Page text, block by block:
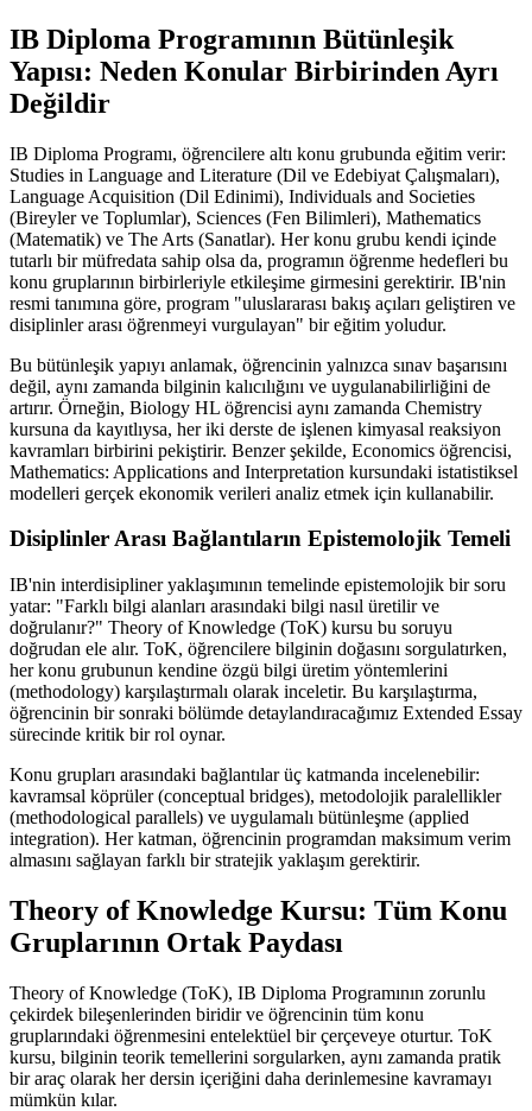
IB Diploma Programının Bütünleşik
Yapısı: Neden Konular Birbirinden Ayrı
Değildir
IB Diploma Programı, öğrencilere altı konu grubunda eğitim verir:
Studies in Language and Literature (Dil ve Edebiyat Çalışmaları),
Language Acquisition (Dil Edinimi), Individuals and Societies
(Bireyler ve Toplumlar), Sciences (Fen Bilimleri), Mathematics
(Matematik) ve The Arts (Sanatlar). Her konu grubu kendi içinde
tutarlı bir müfredata sahip olsa da, programın öğrenme hedefleri bu
konu gruplarının birbirleriyle etkileşime girmesini gerektirir. IB'nin
resmi tanımına göre, program "uluslararası bakış açıları geliştiren ve
disiplinler arası öğrenmeyi vurgulayan" bir eğitim yoludur.
Bu bütünleşik yapıyı anlamak, öğrencinin yalnızca sınav başarısını
değil, aynı zamanda bilginin kalıcılığını ve uygulanabilirliğini de
artırır. Örneğin, Biology HL öğrencisi aynı zamanda Chemistry
kursuna da kayıtlıysa, her iki derste de işlenen kimyasal reaksiyon
kavramları birbirini pekiştirir. Benzer şekilde, Economics öğrencisi,
Mathematics: Applications and Interpretation kursundaki istatistiksel
modelleri gerçek ekonomik verileri analiz etmek için kullanabilir.
Disiplinler Arası Bağlantıların Epistemolojik Temeli
IB'nin interdisipliner yaklaşımının temelinde epistemolojik bir soru
yatar: "Farklı bilgi alanları arasındaki bilgi nasıl üretilir ve
doğrulanır?" Theory of Knowledge (ToK) kursu bu soruyu
doğrudan ele alır. ToK, öğrencilere bilginin doğasını sorgulatırken,
her konu grubunun kendine özgü bilgi üretim yöntemlerini
(methodology) karşılaştırmalı olarak inceletir. Bu karşılaştırma,
öğrencinin bir sonraki bölümde detaylandıracağımız Extended Essay
sürecinde kritik bir rol oynar.
Konu grupları arasındaki bağlantılar üç katmanda incelenebilir:
kavramsal köprüler (conceptual bridges), metodolojik paralellikler
(methodological parallels) ve uygulamalı bütünleşme (applied
integration). Her katman, öğrencinin programdan maksimum verim
almasını sağlayan farklı bir stratejik yaklaşım gerektirir.
Theory of Knowledge Kursu: Tüm Konu
Gruplarının Ortak Paydası
Theory of Knowledge (ToK), IB Diploma Programının zorunlu
çekirdek bileşenlerinden biridir ve öğrencinin tüm konu
gruplarındaki öğrenmesini entelektüel bir çerçeveye oturtur. ToK
kursu, bilginin teorik temellerini sorgularken, aynı zamanda pratik
bir araç olarak her dersin içeriğini daha derinlemesine kavramayı
mümkün kılar.